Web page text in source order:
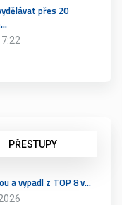
přes 20
PŘESTUPY
a vypadl z TOP 8 v…